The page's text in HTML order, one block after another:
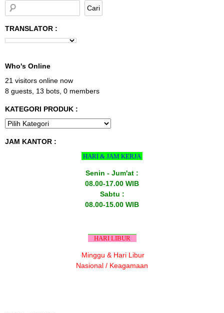
TRANSLATOR :
Who's Online
21 visitors online now
8 guests, 13 bots, 0 members
KATEGORI PRODUK :
JAM KANTOR :
HARI & JAM KERJA
Senin - Jum'at :
08.00-17.00 WIB
Sabtu :
08.00-15.00 WIB
HARI LIBUR
Minggu & Hari Libur
Nasional / Keagamaan